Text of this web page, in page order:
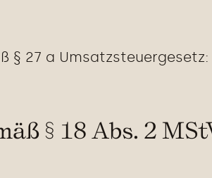
§ 27 a Umsatzsteuergesetz:
§ 18 Abs. 2